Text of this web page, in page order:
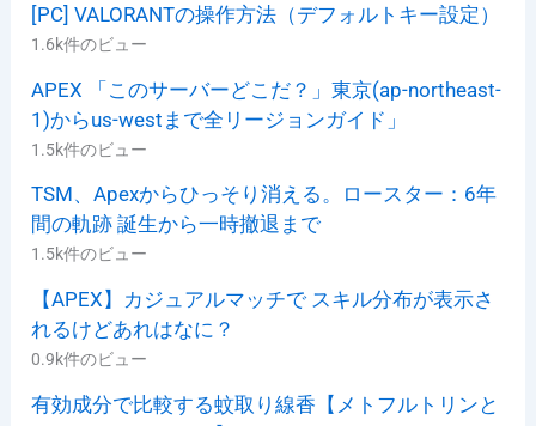
[PC] VALORANTの操作方法（デフォルトキー設定）
1.6k件のビュー
APEX 「このサーバーどこだ？」東京(ap-northeast-
1)からus-westまで全リージョンガイド」
1.5k件のビュー
TSM、Apexからひっそり消える。ロースター：6年
間の軌跡 誕生から一時撤退まで
1.5k件のビュー
【APEX】カジュアルマッチで スキル分布が表示さ
れるけどあれはなに？
0.9k件のビュー
有効成分で比較する蚊取り線香【メトフルトリンと